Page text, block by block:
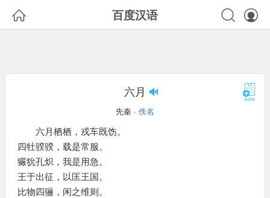
 百度汉语 

六月
先秦 · 佚名
六月栖栖，戎车既饬。
四牡骙骙，载是常服。
玁狁孔炽，我是用急。
王于出征，以匡王国。
比物四骊，闲之维则。